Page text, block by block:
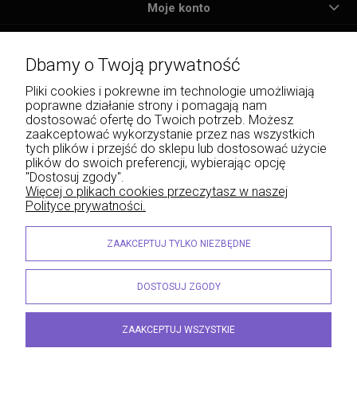
Moje konto
Informacje
O nas
Wojciech Naja - Księgarnia Sądowa, Krakowskie Przedmieście 43, 20-076 Lublin | e-
mail: info@lexliber.pl | tel.: +48 513 959 100
Styl graficzny ShopGadget.eu
Sklep internetowy Shoper.pl
Dbamy o Twoją prywatność
Pliki cookies i pokrewne im technologie umożliwiają
poprawne działanie strony i pomagają nam
dostosować ofertę do Twoich potrzeb. Możesz
zaakceptować wykorzystanie przez nas wszystkich
tych plików i przejść do sklepu lub dostosować użycie
plików do swoich preferencji, wybierając opcję
"Dostosuj zgody".
Więcej o plikach cookies przeczytasz w naszej
Polityce prywatności.
ZAAKCEPTUJ TYLKO NIEZBĘDNE
DOSTOSUJ ZGODY
ZAAKCEPTUJ WSZYSTKIE